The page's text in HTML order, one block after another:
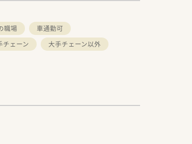
職場
車通勤可
チェーン
大手チェーン以外